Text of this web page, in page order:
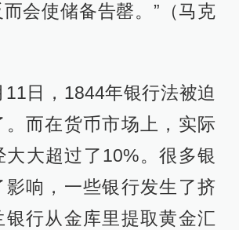
会使储备告罄。”（马克
日，1844年银行法被迫
。而在货币市场上，实际
大大超过了10%。很多银
影响，一些银行发生了挤
银行从金库里提取黄金汇